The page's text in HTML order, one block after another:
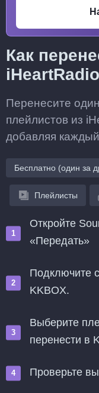
Как
Перенесите
плейлистов из
добавляя
Бесплатно (один за
Плейлисты
Откройте
«Передать»
Подключите
KKBOX.
Выберите
перенести в
Проверьте